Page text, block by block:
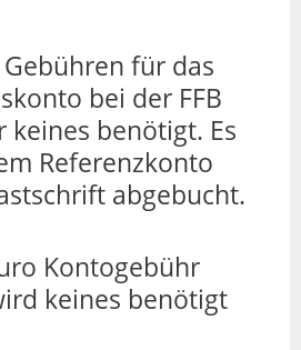
für das
bei der FFB
keines benötigt. Es
Referenzkonto
abgebucht.
Kontogebühr
keines benötigt